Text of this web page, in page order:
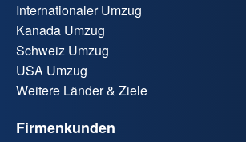
Internationaler Umzug
Kanada Umzug
Schweiz Umzug
USA Umzug
Weitere Länder & Ziele
Firmenkunden